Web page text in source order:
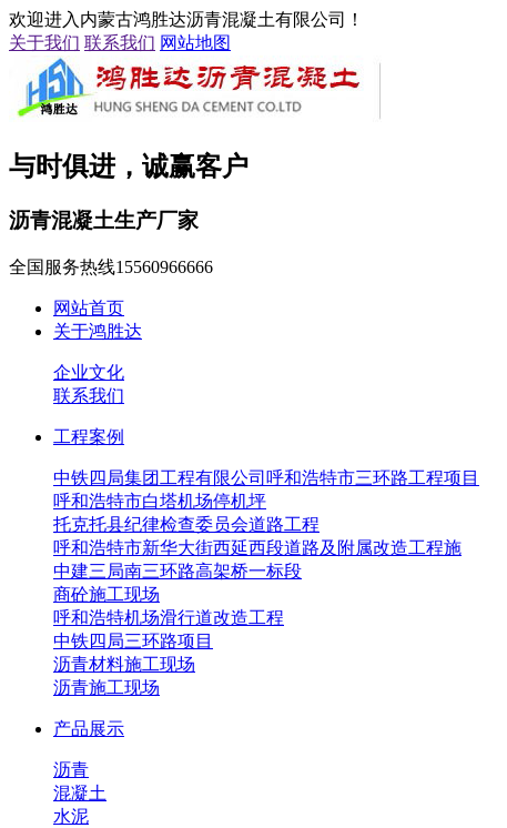
欢迎进入内蒙古鸿胜达沥青混凝土有限公司！
关于我们 联系我们 网站地图
与时俱进，诚赢客户
沥青混凝土生产厂家
全国服务热线15560966666
网站首页
关于鸿胜达
企业文化
联系我们
工程案例
中铁四局集团工程有限公司呼和浩特市三环路工程项目
呼和浩特市白塔机场停机坪
托克托县纪律检查委员会道路工程
呼和浩特市新华大街西延西段道路及附属改造工程施
中建三局南三环路高架桥一标段
商砼施工现场
呼和浩特机场滑行道改造工程
中铁四局三环路项目
沥青材料施工现场
沥青施工现场
产品展示
沥青
混凝土
水泥